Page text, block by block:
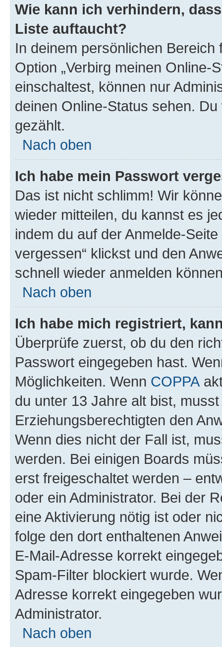
Wie kann ich verhindern,
Liste auftaucht?
In deinem persönlichen
Option „Verbirg meinen Online-
einschaltest, können nur
deinen Online-Status sehen.
gezählt.
Nach oben
Ich habe mein Passwort
Das ist nicht schlimm! Wir
wieder mitteilen, du kannst es
indem du auf der Anmelde-
vergessen“ klickst und den
schnell wieder anmelden
Nach oben
Ich habe mich registriert,
Überprüfe zuerst, ob du den
Passwort eingegeben hast.
Möglichkeiten. Wenn COPPA
du unter 13 Jahre alt bist,
Erziehungsberechtigten den
Wenn dies nicht der Fall ist,
werden. Bei einigen Boards
erst freigeschaltet werden –
oder ein Administrator. Bei der
eine Aktivierung nötig ist oder
folge den dort enthaltenen
E-Mail-Adresse korrekt
Spam-Filter blockiert wurde.
Adresse korrekt eingegeben
Administrator.
Nach oben